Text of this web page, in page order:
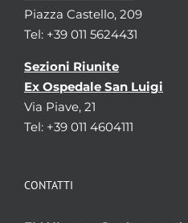
Piazza Castello, 209
Tel: +39 011 5624431
Sezioni Riunite
Ex Ospedale San Luigi
Via Piave, 21
Tel: +39 011 4604111
CONTATTI